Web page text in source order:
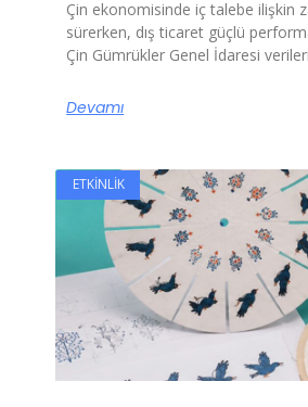
Çin ekonomisinde iç talebe ilişkin
sürerken, dış ticaret güçlü
Çin Gümrükler Genel İdaresi
Devamı
ETKINLIK